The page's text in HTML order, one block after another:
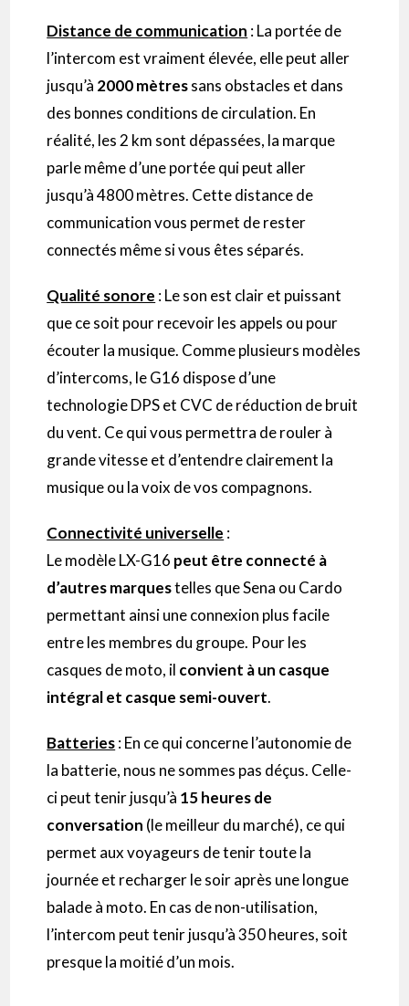
Distance de communication :La portée de
l’intercom est vraiment élevée, elle peut aller
jusqu’à 2000 mètressans obstacles et dans
des bonnes conditions de circulation. En
réalité, les 2 km sont dépassées, la marque
parle même d’une portée qui peut aller
jusqu’à4800mètres. Cette distance de
communication vous permet de rester
connectés même si vous êtes séparés.
Qualité sonore :Le son est clair et puissant
que ce soit pour recevoir les appels ou pour
écouter la musique. Comme plusieurs modèles
d’intercoms, leG16 dispose d’une
technologieDPSet CVC de réduction de bruit
du vent. Ce qui vous permettra de rouler à
grande vitesse et d’entendre clairement la
musique ou la voix de vos compagnons.
Connectivité universelle :
Le modèleLX-G16 peut être connecté à
d’autres marquestelles que Sena ou Cardo
permettant ainsi une connexion plus facile
entre les membres du groupe. Pour les
casques de moto, il convient à un casque
intégral et casque semi-ouvert.
Batteries:En ce qui concerne l’autonomie de
la batterie, nous ne sommes pas déçus. Celle-
ci peut tenir jusqu’à 15 heuresde
conversation (le meilleur du marché), ce qui
permet aux voyageurs de tenir toute la
journée et recharger le soir après une longue
balade à moto. En cas de non-utilisation,
l’intercom peut tenir jusqu’à 350 heures, soit
presque la moitié d’un mois.